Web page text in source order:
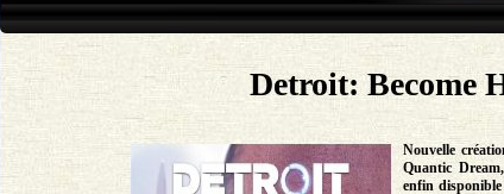
Detroit: Become
Nouvelle
Quantic
enfin